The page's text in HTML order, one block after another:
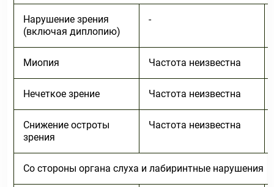
Нарушение зрения
(включая диплопию)
-
Миопия Частота неизвестна
Нечеткое зрение Частота неизвестна
Снижение остроты
зрения
Частота неизвестна
Со стороны органа слуха и лабиринтные нарушения